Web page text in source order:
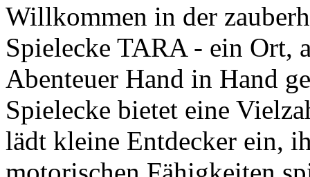
Willkommen in der
Spielecke TARA - ein Ort,
Abenteuer Hand in Hand
Spielecke bietet eine
lädt kleine Entdecker ein,